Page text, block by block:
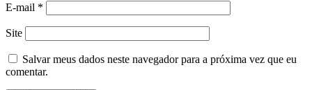
E-mail *
Site
Salvar meus dados neste navegador para a próxima vez que eu
comentar.